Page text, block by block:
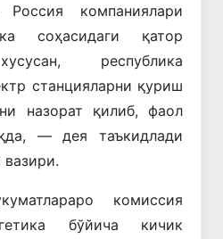
компаниялари
соҳасидаги қатор
республика
станцияларни қуриш
назорат қилиб, фаол
— дея таъкидлади
вазири.
комиссия
бўйича кичик